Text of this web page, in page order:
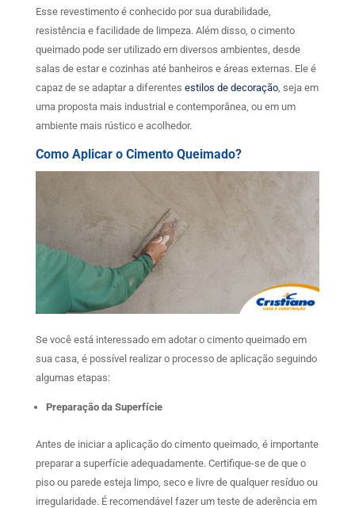
Esse revestimento é conhecido por sua durabilidade,
resistência e facilidade de limpeza. Além disso, o cimento
queimado pode ser utilizado em diversos ambientes, desde
salas de estar e cozinhas até banheiros e áreas externas. Ele é
capaz de se adaptar a diferentes estilos de decoração, seja em
uma proposta mais industrial e contemporânea, ou em um
ambiente mais rústico e acolhedor.
Como Aplicar o Cimento Queimado?
Se você está interessado em adotar o cimento queimado em
sua casa, é possível realizar o processo de aplicação seguindo
algumas etapas:
Preparação da Superfície
Antes de iniciar a aplicação do cimento queimado, é importante
preparar a superfície adequadamente. Certifique-se de que o
piso ou parede esteja limpo, seco e livre de qualquer resíduo ou
irregularidade. É recomendável fazer um teste de aderência em